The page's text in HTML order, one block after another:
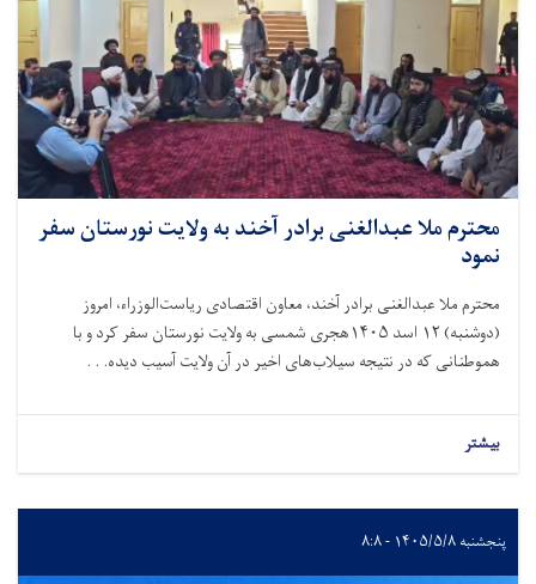
محترم ملا عبدالغنی برادر آخند به ولایت نورستان سفر
نمود
محترم ملا عبدالغنی برادر آخند، معاون اقتصادی ریاست‌الوزراء، امروز
(دوشنبه)۱۲ اسد ۱۴۰۵هجری شمسی به ولایت نورستان سفر کرد و با
هموطنانی که در نتیجه سیلاب‌های اخیر در آن ولایت آسیب دیده. . .
بیشتر
پنجشنبه ۱۴۰۵/۵/۸ - ۸:۸